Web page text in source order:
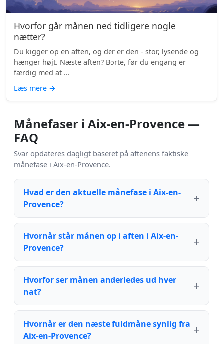
Hvorfor går månen ned tidligere nogle
nætter?
Du kigger op en aften, og der er den - stor, lysende og
hænger højt. Næste aften? Borte, før du engang er
færdig med at ...
Læs mere →
Månefaser i Aix-en-Provence —
FAQ
Svar opdateres dagligt baseret på aftenens faktiske
månefase i Aix-en-Provence.
Hvad er den aktuelle månefase i Aix-en-
Provence?
Hvornår står månen op i aften i Aix-en-
Provence?
Hvorfor ser månen anderledes ud hver
nat?
Hvornår er den næste fuldmåne synlig fra
Aix-en-Provence?